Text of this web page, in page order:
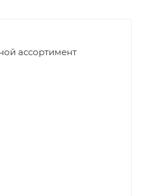
ассортимент